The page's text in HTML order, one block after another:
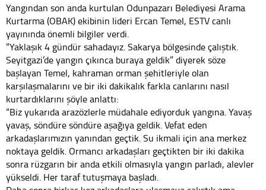
Yangından son anda kurtulan Odunpazarı Belediyesi Arama
Kurtarma (OBAK) ekibinin lideri Ercan Temel, ESTV canlı
yayınında önemli bilgiler verdi.
“Yaklaşık 4 gündür sahadayız. Sakarya bölgesinde çalıştık.
Seyitgazi’de yangın çıkınca buraya geldik” diyerek söze
başlayan Temel, kahraman orman şehitleriyle olan
karşılaşmalarını ve bir iki dakikalık farkla canlarını nasıl
kurtardıklarını şöyle anlattı:
“Biz yukarıda arazözlerle müdahale ediyorduk yangına. Yavaş
yavaş, söndüre söndüre aşağıya geldik. Vefat eden
arkadaşlarımızın yanından geçtik. Su ikmali için ana merkez
noktaya geldik. Ormancı arkadaşları geçtikten bir iki dakika
sonra rüzgarın bir anda etkili olmasıyla yangın parladı, alevler
yükseldi. Her taraf tutuşmaya başladı.